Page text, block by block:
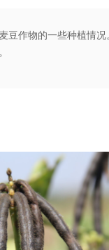
豆作物的一些种植情